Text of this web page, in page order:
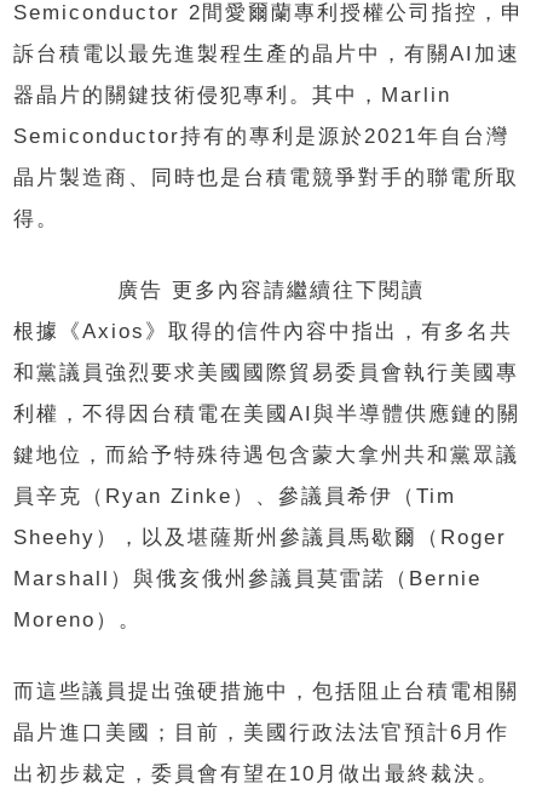
Semiconductor 2間愛爾蘭專利授權公司指控，申
訴台積電以最先進製程生產的晶片中，有關AI加速
器晶片的關鍵技術侵犯專利。其中，Marlin
Semiconductor持有的專利是源於2021年自台灣
晶片製造商、同時也是台積電競爭對手的聯電所取
得。
廣告 更多內容請繼續往下閱讀
根據《Axios》取得的信件內容中指出，有多名共
和黨議員強烈要求美國國際貿易委員會執行美國專
利權，不得因台積電在美國AI與半導體供應鏈的關
鍵地位，而給予特殊待遇包含蒙大拿州共和黨眾議
員辛克（Ryan Zinke）、參議員希伊（Tim
Sheehy），以及堪薩斯州參議員馬歇爾（Roger
Marshall）與俄亥俄州參議員莫雷諾（Bernie
Moreno）。
而這些議員提出強硬措施中，包括阻止台積電相關
晶片進口美國；目前，美國行政法法官預計6月作
出初步裁定，委員會有望在10月做出最終裁決。